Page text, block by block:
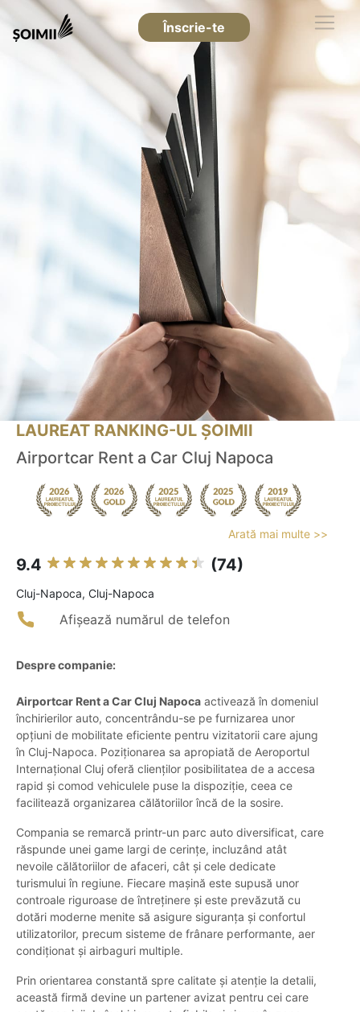
Înscrie-te
LAUREAT RANKING-UL ȘOIMII
Airportcar Rent a Car Cluj Napoca
Arată mai multe >>
9.4 (74)
Cluj-Napoca, Cluj-Napoca
Afișează numărul de telefon
Despre companie:
Airportcar Rent a Car Cluj Napoca activează în domeniul
închirierilor auto, concentrându-se pe furnizarea unor
opțiuni de mobilitate eficiente pentru vizitatorii care ajung
în Cluj-Napoca. Poziționarea sa apropiată de Aeroportul
Internațional Cluj oferă clienților posibilitatea de a accesa
rapid și comod vehiculele puse la dispoziție, ceea ce
facilitează organizarea călătoriilor încă de la sosire.
Compania se remarcă printr-un parc auto diversificat, care
răspunde unei game largi de cerințe, incluzând atât
nevoile călătoriilor de afaceri, cât și cele dedicate
turismului în regiune. Fiecare mașină este supusă unor
controale riguroase de întreținere și este prevăzută cu
dotări moderne menite să asigure siguranța și confortul
utilizatorilor, precum sisteme de frânare performante, aer
condiționat și airbaguri multiple.
Prin orientarea constantă spre calitate și atenție la detalii,
această firmă devine un partener avizat pentru cei care